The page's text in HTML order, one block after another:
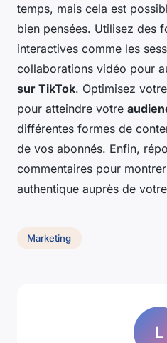
temps, mais cela est
bien pensées. Utilisez des
interactives comme les
collaborations vidéo pour
sur TikTok. Optimisez
pour atteindre votre
différentes formes de
de vos abonnés. Enfin,
commentaires pour
authentique auprès de
Marketing
L